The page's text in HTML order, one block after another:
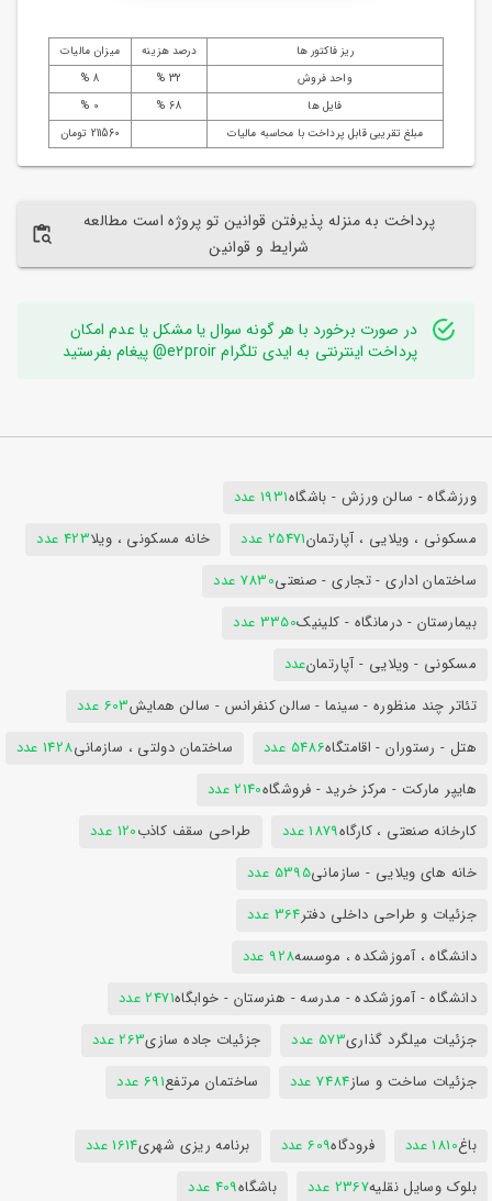
ریز فاکتور ها درصد هزینه
میزان مالیات
واحد فروش
32 %
8 %
فایل ها
68 %
0 %
مبلغ تقریبی قابل پرداخت با محاسبه مالیات
211560 تومان
پرداخت به منزله پذیرفتن قوانین تو پروژه است مطالعه
شرایط و قوانین
در صورت برخورد با هر گونه سوال یا مشکل یا عدم امکان
پرداخت اینترنتی به ایدی تلگرام e2proir@ پیغام بفرستید
ورزشگاه - سالن ورزش - باشگاه1931 عدد
مسکونی ، ویلایی ، آپارتمان25471 عدد خانه مسکونی ، ویلا423 عدد
ساختمان اداری - تجاری - صنعتی7830 عدد
بیمارستان - درمانگاه - کلینیک3350 عدد
مسکونی - ویلایی - آپارتمانعدد
تئاتر چند منظوره - سینما - سالن کنفرانس - سالن همایش603 عدد
هتل - رستوران - اقامتگاه5486 عدد ساختمان دولتی ، سازمانی1428 عدد
هایپر مارکت - مرکز خرید - فروشگاه2140 عدد
کارخانه صنعتی ، کارگاه1879 عدد طراحی سقف کاذب120 عدد
خانه های ویلایی - سازمانی5395 عدد
جزئیات و طراحی داخلی دفتر364 عدد
دانشگاه ، آموزشکده ، موسسه928 عدد
دانشگاه - آموزشکده - مدرسه - هنرستان - خوابگاه2471 عدد
جزئیات میلگرد گذاری573 عدد جزئیات جاده سازی263 عدد
جزئیات ساخت و ساز7484 عدد ساختمان مرتفع691 عدد
باغ1810 عدد فرودگاه609 عدد برنامه ریزی شهری1614 عدد
بلوک وسایل نقلیه2367 عدد باشگاه409 عدد